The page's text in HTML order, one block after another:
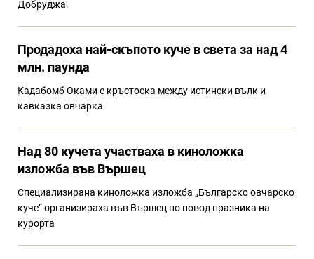
Добруджа.
Продадоха най-скъпото куче в света за над 4
млн. паунда
Кадабомб Оками е кръстоска между истински вълк и
кавказка овчарка
Над 80 кучета участваха в киноложка
изложба във Вършец
Специализирана киноложка изложба „Българско овчарско
куче“ организираха във Вършец по повод празника на
курорта